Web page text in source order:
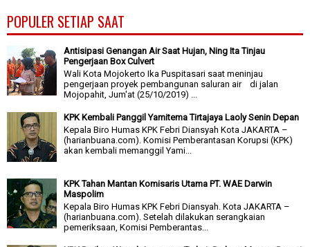
POPULER SETIAP SAAT
Antisipasi Genangan Air Saat Hujan, Ning Ita Tinjau
Pengerjaan Box Culvert
Wali Kota Mojokerto Ika Puspitasari saat meninjau
pengerjaan proyek pembangunan saluran air di jalan
Mojopahit, Jum'at (25/10/2019) ...
KPK Kembali Panggil Yamitema Tirtajaya Laoly Senin Depan
Kepala Biro Humas KPK Febri Diansyah Kota JAKARTA –
(harianbuana.com). Komisi Pemberantasan Korupsi (KPK)
akan kembali memanggil Yami...
KPK Tahan Mantan Komisaris Utama PT. WAE Darwin
Maspolim
Kepala Biro Humas KPK Febri Diansyah. Kota JAKARTA –
(harianbuana.com). Setelah dilakukan serangkaian
pemeriksaan, Komisi Pemberantas...